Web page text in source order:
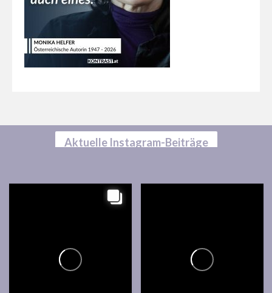
Aktuelle Instagram-Beiträge